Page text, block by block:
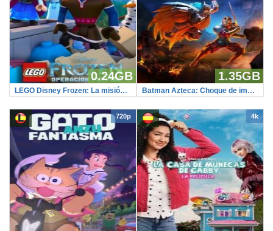
0.24GB
LEGO Disney Frozen: La misión de los frailecillos
1.35GB
Batman Azteca: Choque de imperios
720p 4k